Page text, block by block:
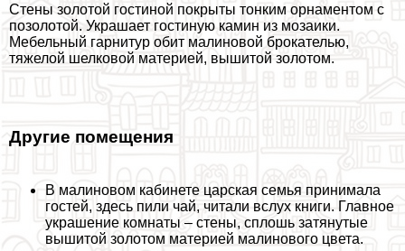
Стены золотой гостиной покрыты тонким орнаментом с
позолотой. Украшает гостиную камин из мозаики.
Мебельный гарнитур обит малиновой брокателью,
тяжелой шелковой материей, вышитой золотом.
Другие помещения
В малиновом кабинете царская семья принимала
гостей, здесь пили чай, читали вслух книги. Главное
украшение комнаты – стены, сплошь затянутые
вышитой золотом материей малинового цвета.